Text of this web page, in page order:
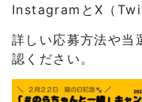
InstagramとX（
詳しい応募方法や当
認ください。